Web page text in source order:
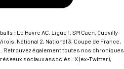
: Le Havre AC, Ligue 1, SM Caen, Quevilly-
National 2, National 3, Coupe de France,
Retrouvez également toutes nos chroniques
sociaux associés : X (ex-Twitter),